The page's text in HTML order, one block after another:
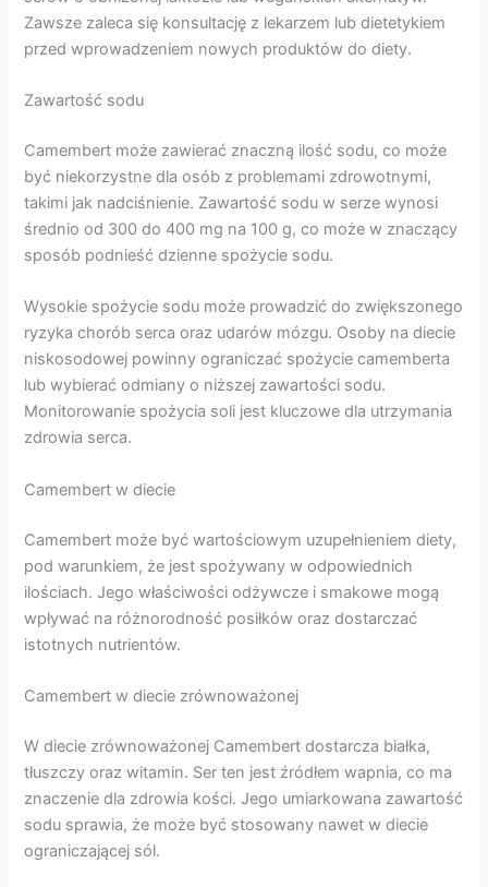
Zawsze zaleca się konsultację z lekarzem lub dietetykiem
przed wprowadzeniem nowych produktów do diety.
Zawartość sodu
Camembert może zawierać znaczną ilość sodu, co może
być niekorzystne dla osób z problemami zdrowotnymi,
takimi jak nadciśnienie. Zawartość sodu w serze wynosi
średnio od 300 do 400 mg na 100 g, co może w znaczący
sposób podnieść dzienne spożycie sodu.
Wysokie spożycie sodu może prowadzić do zwiększonego
ryzyka chorób serca oraz udarów mózgu. Osoby na diecie
niskosodowej powinny ograniczać spożycie camemberta
lub wybierać odmiany o niższej zawartości sodu.
Monitorowanie spożycia soli jest kluczowe dla utrzymania
zdrowia serca.
Camembert w diecie
Camembert może być wartościowym uzupełnieniem diety,
pod warunkiem, że jest spożywany w odpowiednich
ilościach. Jego właściwości odżywcze i smakowe mogą
wpływać na różnorodność posiłków oraz dostarczać
istotnych nutrientów.
Camembert w diecie zrównoważonej
W diecie zrównoważonej Camembert dostarcza białka,
tłuszczy oraz witamin. Ser ten jest źródłem wapnia, co ma
znaczenie dla zdrowia kości. Jego umiarkowana zawartość
sodu sprawia, że może być stosowany nawet w diecie
ograniczającej sól.